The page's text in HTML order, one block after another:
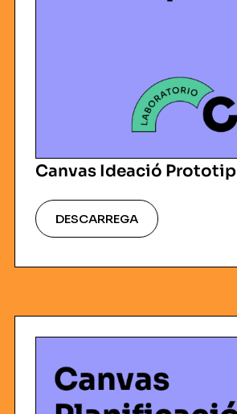
Canvas Ideació Prototip
DESCARREGA